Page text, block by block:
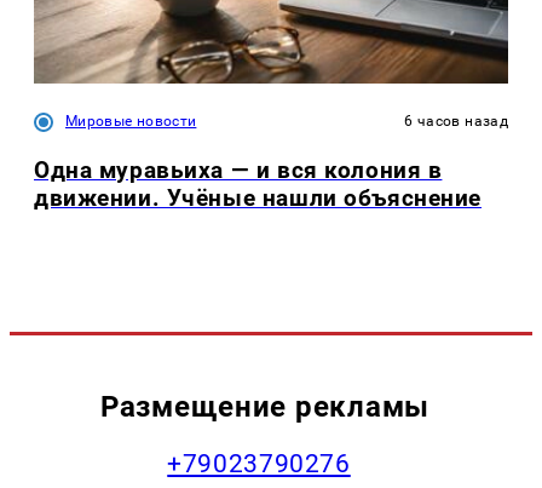
Мировые новости 6 часов назад
Одна муравьиха — и вся колония в
движении. Учёные нашли объяснение
Размещение рекламы
+79023790276